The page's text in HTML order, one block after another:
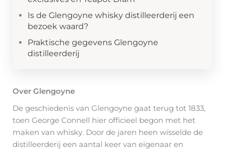
Is de Glengoyne whisky distilleerderij een
bezoek waard?
Praktische gegevens Glengoyne
distilleerderij
Over Glengoyne
De geschiedenis van Glengoyne gaat terug tot 1833,
toen George Connell hier officieel begon met het
maken van whisky. Door de jaren heen wisselde de
distilleerderij een aantal keer van eigenaar en